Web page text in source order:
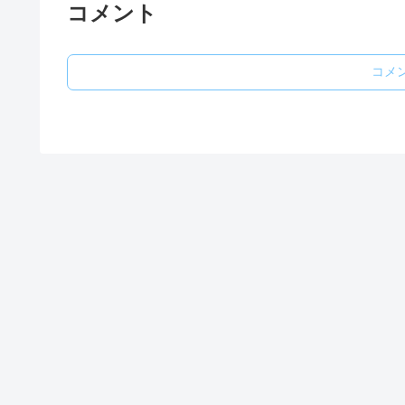
コメント
コメ